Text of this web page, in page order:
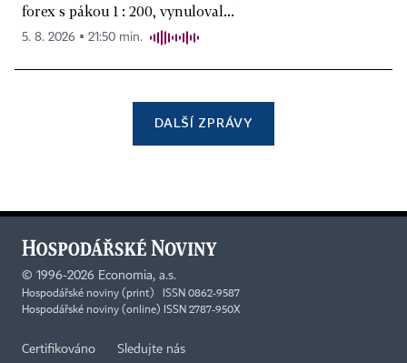
forex s pákou 1 : 200, vynuloval...
5. 8. 2026 ▪ 21:50 min.
DALŠÍ ZPRÁVY
© 1996-2026 Economia, a.s.
Hospodářské noviny (print) ISSN 0862-9587
Hospodářské noviny (online) ISSN 2787-950X
Certifikováno Sledujte nás